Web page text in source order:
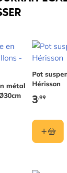
métal
Pot
Hérisson
3,99